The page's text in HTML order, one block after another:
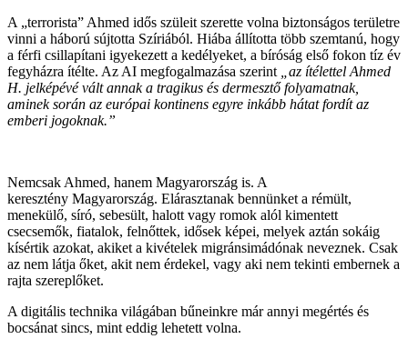
A „terrorista” Ahmed idős szüleit szerette volna biztonságos területre
vinni a háború sújtotta Szíriából. Hiába állította több szemtanú, hogy
a férfi csillapítani igyekezett a kedélyeket, a bíróság első fokon tíz év
fegyházra ítélte. Az AI megfogalmazása szerint
„az ítélettel Ahmed
H. jelképévé vált annak a tragikus és dermesztő folyamatnak,
aminek során az európai kontinens egyre inkább hátat fordít az
emberi jogoknak.”
Nemcsak Ahmed, hanem Magyarország is. A
keresztény Magyarország. Elárasztanak bennünket a rémült,
menekülő, síró, sebesült, halott vagy romok alól kimentett
csecsemők, fiatalok, felnőttek, idősek képei, melyek aztán sokáig
kísértik azokat, akiket a kivételek migránsimádónak neveznek. Csak
az nem látja őket, akit nem érdekel, vagy aki nem tekinti embernek a
rajta szereplőket.
A digitális technika világában bűneinkre már annyi megértés és
bocsánat sincs, mint eddig lehetett volna.